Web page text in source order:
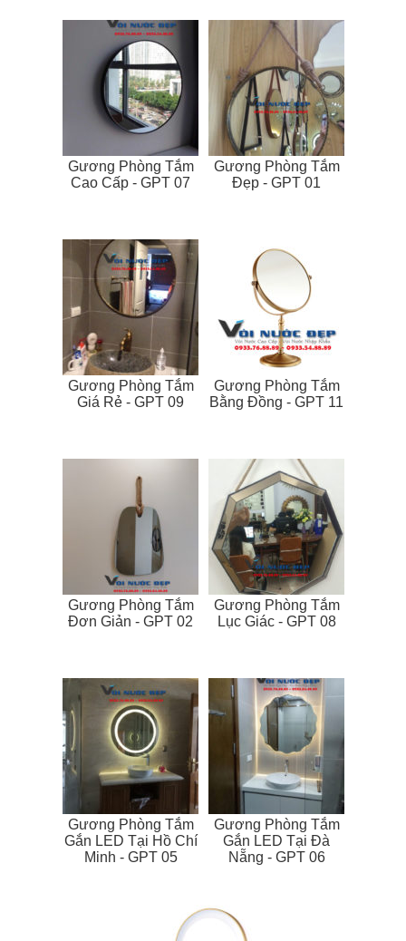
Gương Phòng Tắm
Cao Cấp - GPT 07
Gương Phòng Tắm
Đẹp - GPT 01
Gương Phòng Tắm
Giá Rẻ - GPT 09
Gương Phòng Tắm
Bằng Đồng - GPT 11
Gương Phòng Tắm
Đơn Giản - GPT 02
Gương Phòng Tắm
Lục Giác - GPT 08
Gương Phòng Tắm
Gắn LED Tại Hồ Chí
Minh - GPT 05
Gương Phòng Tắm
Gắn LED Tại Đà
Nẵng - GPT 06